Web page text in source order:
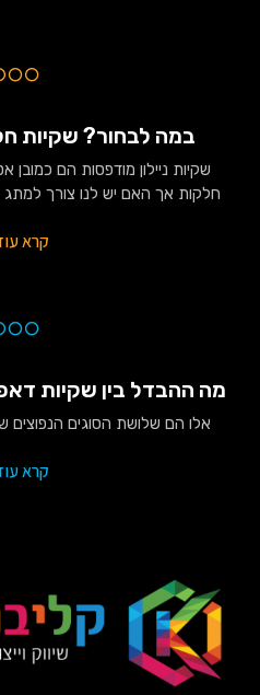
במה לבחור? שקיות
שקיות ניילון מודפסות הם כמובן
חלקות אך האם יש לנו צורך
קרא
מה ההבדל בין שקיות
אלו הם שלושת הסוגים הנפוצים
קרא